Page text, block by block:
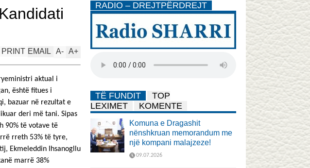
A+
A-
EMAIL
PRINT
aktual i
është fitues i
bazuar në rezultat e
deri më tani. Sipas
90% të votave të
rreth 53% të tyre,
Ekmeleddin Ihsanogllu
marrë 38%
RADIO – DREJTPËRDREJT
TË FUNDIT
TOP
LEXIMET
KOMENTE
Komuna e Dragashit
nënshkruan memorandum me
një kompani malajzeze!
09.07.2026